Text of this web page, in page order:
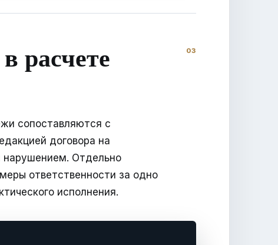
расчете
сопоставляются с
договора на
нарушением. Отдельно
ответственности за одно
исполнения.